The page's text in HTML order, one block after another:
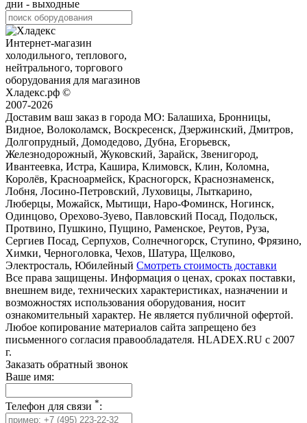
дни - выходные
Интернет-магазин
холодильного, теплового,
нейтрального, торгового
оборудования для магазинов
Хладекс.рф ©
2007-2026
Доставим ваш заказ в города МО: Балашиха, Бронницы,
Видное, Волоколамск, Воскресенск, Дзержинский, Дмитров,
Долгопрудный, Домодедово, Дубна, Егорьевск,
Железнодорожный, Жуковский, Зарайск, Звенигород,
Ивантеевка, Истра, Кашира, Климовск, Клин, Коломна,
Королёв, Красноармейск, Красногорск, Краснознаменск,
Лобня, Лосино-Петровский, Луховицы, Лыткарино,
Люберцы, Можайск, Мытищи, Наро-Фоминск, Ногинск,
Одинцово, Орехово-Зуево, Павловский Посад, Подольск,
Протвино, Пушкино, Пущино, Раменское, Реутов, Руза,
Сергиев Посад, Серпухов, Солнечногорск, Ступино, Фрязино,
Химки, Черноголовка, Чехов, Шатура, Щелково,
Электросталь, Юбилейный Смотреть стоимость доставки
Все права защищены. Информация о ценах, сроках поставки,
внешнем виде, технических характеристиках, назначении и
возможностях использования оборудования, носит
ознакомительный характер. Не является публичной офертой.
Любое копирование материалов сайта запрещено без
письменного согласия правообладателя. HLADEX.RU c 2007
г.
Заказать обратный звонок
Ваше имя:
Телефон для связи *: